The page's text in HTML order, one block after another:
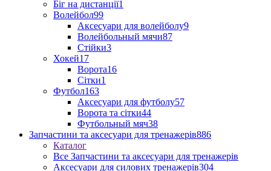
Біг на дистанції1
Волейбол99
Аксесуари для волейболу9
Волейбольный мячи87
Стійки3
Хокей17
Ворота16
Сітки1
Футбол163
Аксесуари для футболу57
Ворота та сітки44
Футбольный мяч38
Запчастини та аксесуари для тренажерів886
Каталог
Все Запчастини та аксесуари для тренажерів
Аксесуари для силових тренажерів304